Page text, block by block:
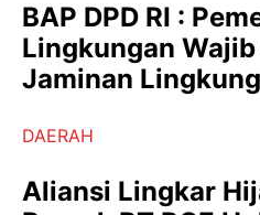
BAP DPD RI :
Lingkungan
Jaminan
DAERAH
Aliansi Lingkar